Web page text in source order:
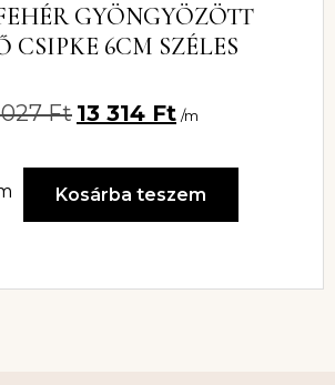
GYÖNGYÖZÖTT
CSIPKE 6CM SZÉLES
027Ft 13 314 Ft /m
Kosárba teszem